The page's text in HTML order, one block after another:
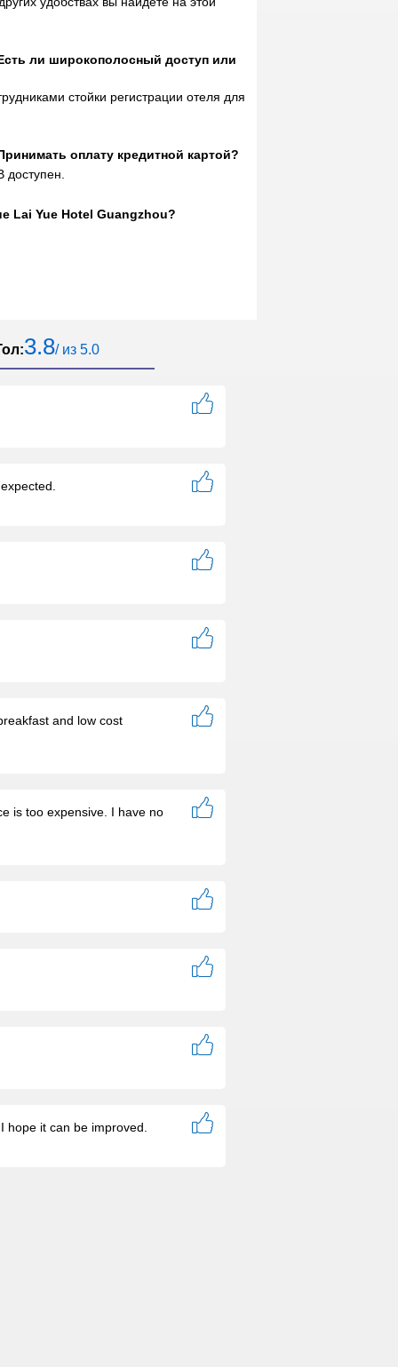
ли широкополосный доступ или
стойки регистрации отеля для
оплату кредитной картой?
Lai Yue Hotel Guangzhou?
3.8/ из 5.0
and low cost
is too expensive. I have no
it can be improved.